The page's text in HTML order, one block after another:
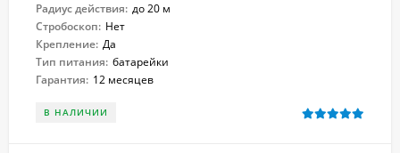
Радиус действия: до 20 м
Стробоскоп: Нет
Крепление: Да
Тип питания: батарейки
Гарантия: 12 месяцев
В НАЛИЧИИ